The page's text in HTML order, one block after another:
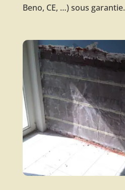
Beno, CE, …) sous garantie.